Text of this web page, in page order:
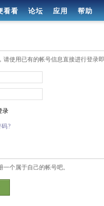
看看 论坛 应用 帮助
请使用已有的帐号信息直接进行登录
录
?
个属于自己的帐号吧。